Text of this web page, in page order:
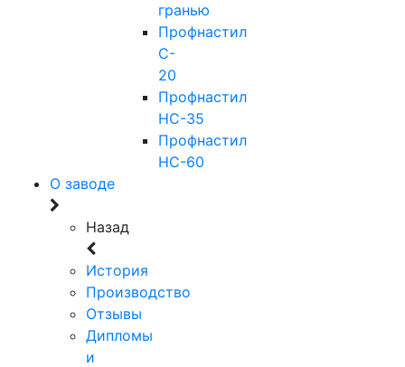
гранью
Профнастил
C-
20
Профнастил
НС-35
Профнастил
НС-60
О заводе
Назад
История
Производство
Отзывы
Дипломы
и